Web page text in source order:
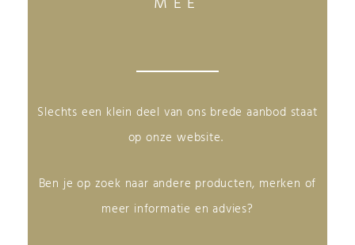
Slechts een klein deel van ons brede aanbod staat
op onze website.
Ben je op zoek naar andere producten, merken of
meer informatie en advies?